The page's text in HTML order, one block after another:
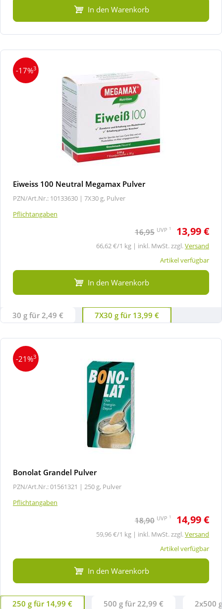
In den Warenkorb
-17%3
Eiweiss 100 Neutral Megamax Pulver
PZN/Art.Nr.: 10133630 | 7X30 g, Pulver
Pflichtangaben
16,95 UVP 1 13,99 €
66,62 €/1 kg | inkl. MwSt. zzgl.Versand
Artikel verfügbar
In den Warenkorb
30 g für 2,49 € 7X30 g für 13,99 €
-21%3
Bonolat Grandel Pulver
PZN/Art.Nr.: 01561321 | 250 g, Pulver
Pflichtangaben
18,90 UVP 1 14,99 €
59,96 €/1 kg | inkl. MwSt. zzgl.Versand
Artikel verfügbar
In den Warenkorb
250 g für 14,99 € 500 g für 22,99 € 2x500